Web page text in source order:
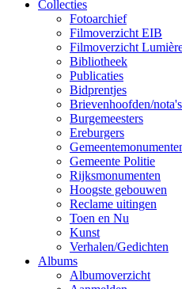
Collecties
Fotoarchief
Filmoverzicht EIB
Filmoverzicht
Bibliotheek
Publicaties
Bidprentjes
Brievenhoofden/nota's
Burgemeesters
Ereburgers
Gemeente Politie
Rijksmonumenten
Hoogste gebouwen
Reclame uitingen
Toen en Nu
Kunst
Verhalen/Gedichten
Albums
Albumoverzicht